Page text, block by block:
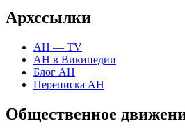
Архссылки
АН — TV
АН в Википедии
Блог АН
Переписка АН
Общественное